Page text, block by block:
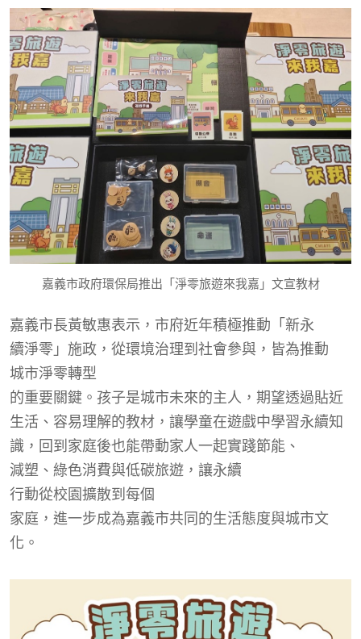
嘉義市政府環保局推出「淨零旅遊來我嘉」文宣教材
嘉義市長黃敏惠表示，市府近年積極推動「新永
續淨零 」施政，從環境治理到社會參與，皆為推動
城市淨零轉型
的重要關鍵。孩子是城市未來的主人，期望透過貼近
生活、容易理解的教材，讓學童在遊戲中學習永續知
識，回到家庭後也能帶動家人一起實踐節能、
減塑 、綠色消費與低碳旅遊， 讓永續
行動從校園擴散到每個
家庭，進一步成為嘉義市共同的生活態度與城市文
化。